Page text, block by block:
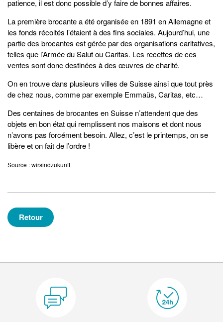
patience, il est donc possible d’y faire de bonnes affaires.
La première brocante a été organisée en 1891 en Allemagne et
les fonds récoltés l’étaient à des fins sociales. Aujourd’hui, une
partie des brocantes est gérée par des organisations caritatives,
telles que l’Armée du Salut ou Caritas. Les recettes de ces
ventes sont donc destinées à des œuvres de charité.
On en trouve dans plusieurs villes de Suisse ainsi que tout près
de chez nous, comme par exemple Emmaüs, Caritas, etc…
Des centaines de brocantes en Suisse n’attendent que des
objets en bon état qui remplissent nos maisons et dont nous
n’avons pas forcément besoin. Allez, c’est le printemps, on se
libère et on fait de l’ordre !
Source : wirsindzukunft
Retour